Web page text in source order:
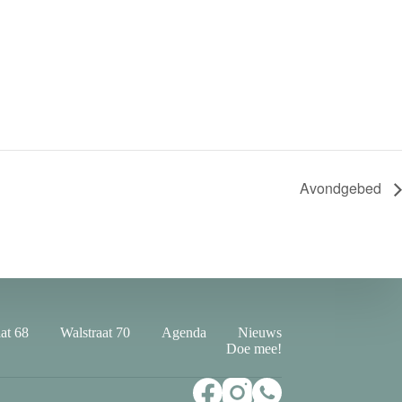
Avondgebed
68 Walstraat 70 Agenda
Nieuws
Doe mee!